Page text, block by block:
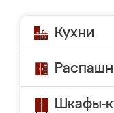
Кухни
Шкафы-